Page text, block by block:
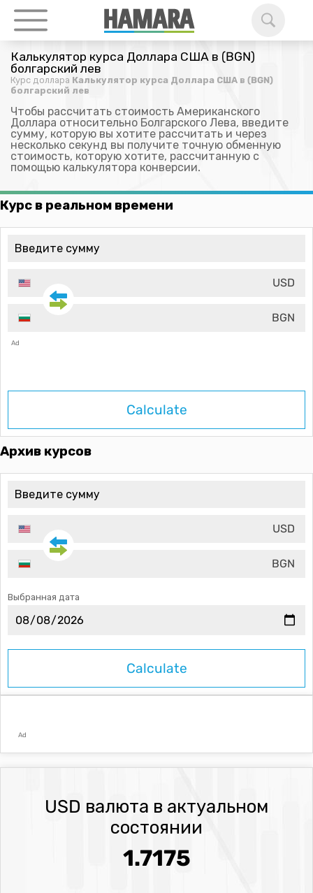
Калькулятор курса Доллара США в (BGN)
болгарский лев
Курс доллара Калькулятор курса Доллара США в (BGN)
болгарский лев
Чтобы рассчитать стоимость Американского
Доллара относительно Болгарского Лева, введите
сумму, которую вы хотите рассчитать и через
несколько секунд вы получите точную обменную
стоимость, которую хотите, рассчитанную с
помощью калькулятора конверсии.
Курс в реальном времени
USD
BGN
Ad
Calculate
Архив курсов
USD
BGN
Выбранная дата
Ad
USD валюта в актуальном
состоянии
1.7175